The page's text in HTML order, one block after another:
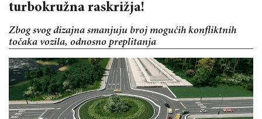
turbokružna raskrižja!
Zbog svog dizajna smanjuju broj mogućih konfliktnih
točaka vozila, odnosno preplitanja